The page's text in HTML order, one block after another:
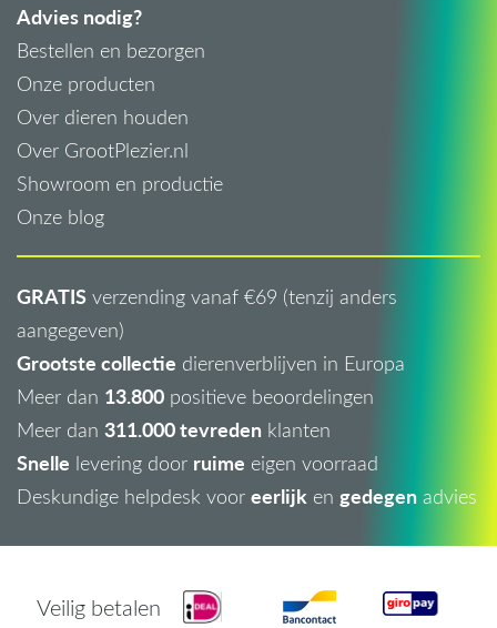
Advies nodig?
Bestellen en bezorgen
Onze producten
Over dieren houden
Over GrootPlezier.nl
Showroom en productie
Onze blog
GRATIS verzending vanaf €69 (tenzij anders
aangegeven)
Grootste collectie dierenverblijven in Europa
Meer dan 13.800 positieve beoordelingen
Meer dan 311.000 tevreden klanten
Snelle levering door ruime eigen voorraad
Deskundige helpdesk voor eerlijk en gedegen advies
Veilig betalen